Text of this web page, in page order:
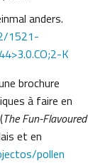
anders.
1521-
K
brochure
à faire en
The Fun-Flavoured
et en
pollen